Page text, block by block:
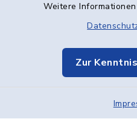
Weitere
Zur
Elektronische